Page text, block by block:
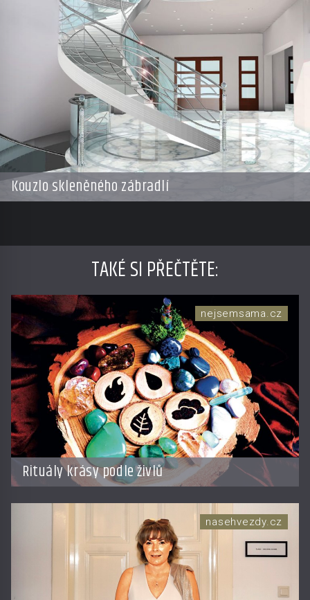
Kouzlo skleněného zábradlí
TAKÉ SI PŘEČTĚTE:
Rituály krásy podle živlů
nejsemsama.cz
nasehvezdy.cz